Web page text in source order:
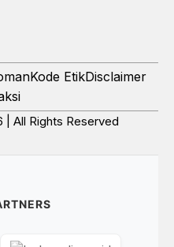
Kode EtikDisclaimer
All Rights Reserved